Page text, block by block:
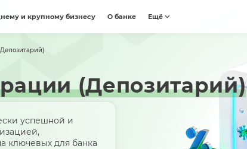
и крупному бизнесу О банке Ещё
(Депозитарий)
успешной и
ключевых для банка